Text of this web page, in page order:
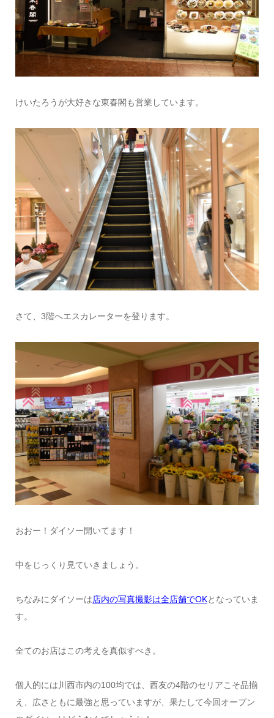
けいたろうが大好きな東春閣も営業しています。
さて、3階へエスカレーターを登ります。
おおー！ダイソー開いてます！
中をじっくり見ていきましょう。
ちなみにダイソーは店内の写真撮影は全店舗でOKとなっていま
す。
全てのお店はこの考えを真似すべき。
個人的には川西市内の100均では、西友の4階のセリアこそ品揃
え、広さともに最強と思っていますが、果たして今回オープン